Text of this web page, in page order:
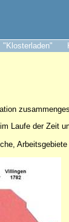
"Klosterladen"
Laufe der Zeit